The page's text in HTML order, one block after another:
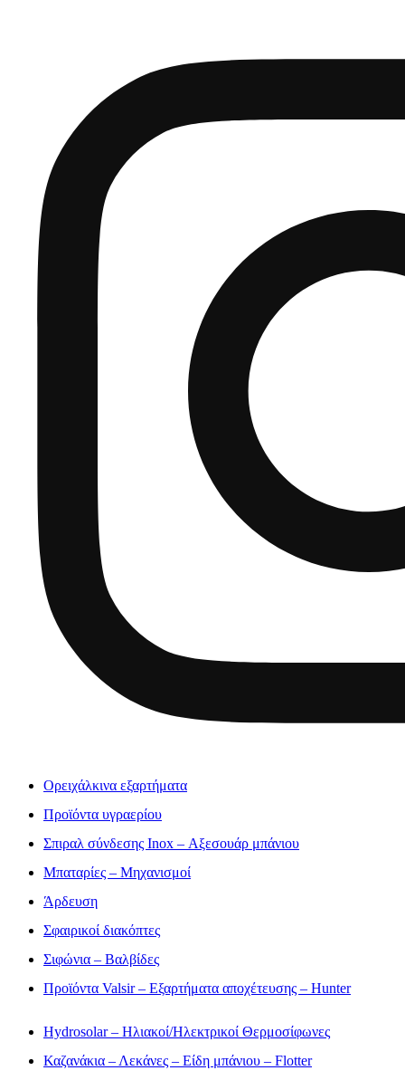
Ορειχάλκινα εξαρτήματα
Προϊόντα υγραερίου
Σπιραλ σύνδεσης Inox – Αξεσουάρ μπάνιου
Μπαταρίες – Μηχανισμοί
Άρδευση
Σφαιρικοί διακόπτες
Σιφώνια – Βαλβίδες
Προϊόντα Valsir – Εξαρτήματα αποχέτευσης – Hunter
Hydrosolar – Ηλιακοί/Ηλεκτρικοί Θερμοσίφωνες
Καζανάκια – Λεκάνες – Είδη μπάνιου – Flotter